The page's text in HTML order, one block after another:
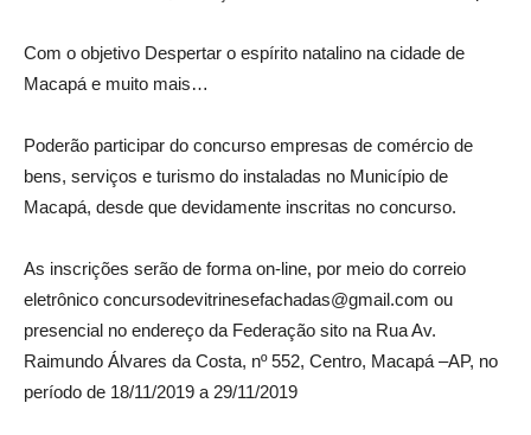
Com o objetivo Despertar o espírito natalino na cidade de
Macapá e muito mais…
Poderão participar do concurso empresas de comércio de
bens, serviços e turismo do instaladas no Município de
Macapá, desde que devidamente inscritas no concurso.
As inscrições serão de forma on-line, por meio do correio
eletrônico concursodevitrinesefachadas@gmail.com ou
presencial no endereço da Federação sito na Rua Av.
Raimundo Álvares da Costa, nº 552, Centro, Macapá –AP, no
período de 18/11/2019 a 29/11/2019